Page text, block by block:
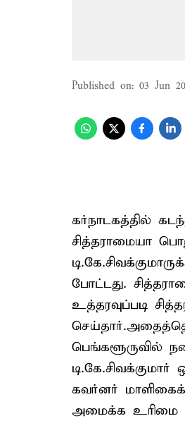
Published on: 03 Jun
கர்நாடகத்தில்
சித்தராமையா
போட்டது.
உத்தரவுப்படி
பெங்களூருவில்
கவர்னர்
அமைக்க உரிமை